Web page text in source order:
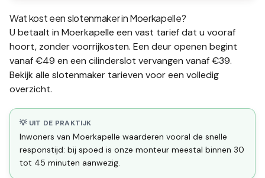
Wat kost een slotenmaker inMoerkapelle?
U betaalt in Moerkapelle een vast tarief dat u vooraf
hoort, zonder voorrijkosten. Een deur openen begint
vanaf €49 en een cilinderslot vervangen vanaf €39.
Bekijk alle slotenmaker tarieven voor een volledig
overzicht.
💡 UIT DE PRAKTIJK
Inwoners van Moerkapelle waarderen vooral de snelle
responstijd: bij spoed is onze monteur meestal binnen 30
tot 45 minuten aanwezig.